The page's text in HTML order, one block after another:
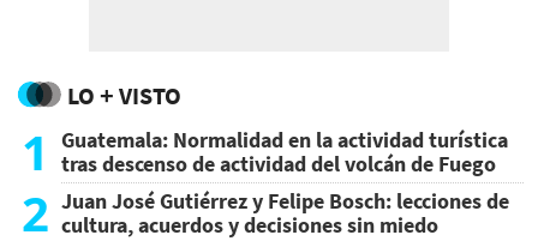
LO + VISTO
1
Guatemala: Normalidad en la actividad turística
tras descenso de actividad del volcán de Fuego
2 Juan José Gutiérrez y Felipe Bosch: lecciones de
cultura, acuerdos y decisiones sin miedo